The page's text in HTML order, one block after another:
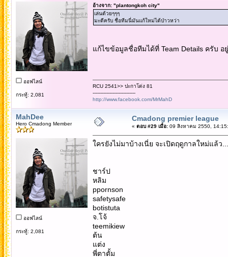
ออฟไลน์
กระทู้: 2,081
อ้างจาก: "plantongkoh city"
เล่นด้วยๆๆๆ
มะดีครับ ชื่อทีมนี่มันแก้ใหม่ได้ป่าวหว่า
แก้ไขข้อมูลชื่อทีมได้ที่ Team Details ครับ อ
RCU 2541>> ปะกาโด่ง 81
----------------------------
http://www.facebook.com/MrMahD
MahDee
Hero Cmadong Member
ออฟไลน์
กระทู้: 2,081
Cmadong premier league
« ตอบ #29 เมื่อ:09 สิงหาคม 2550,
ใครยังไม่มาบ้างเนี่ย จะเปิดฤดูกาลใหม่แล้ว
ชาร์ป
หลิม
ppornson
safetysafe
botistuta
จ.โจ้
teemikiew
ต้น
แต่ง
พี่ตาตั้ม